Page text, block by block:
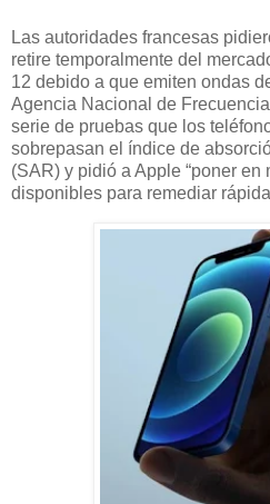
Las autoridades francesas
retire temporalmente del
12 debido a que emiten ondas
Agencia Nacional de
serie de pruebas que los
sobrepasan el índice de
(SAR) y pidió a Apple “poner
disponibles para remediar